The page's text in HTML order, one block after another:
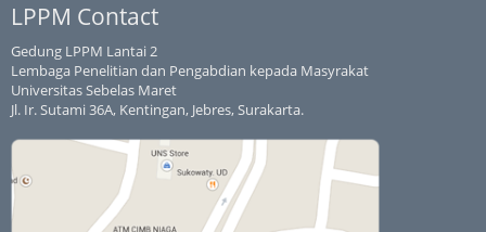
LPPM Contact
Gedung LPPM Lantai 2
Lembaga Penelitian dan Pengabdian kepada Masyrakat
Universitas Sebelas Maret
Jl. Ir. Sutami 36A, Kentingan, Jebres, Surakarta.